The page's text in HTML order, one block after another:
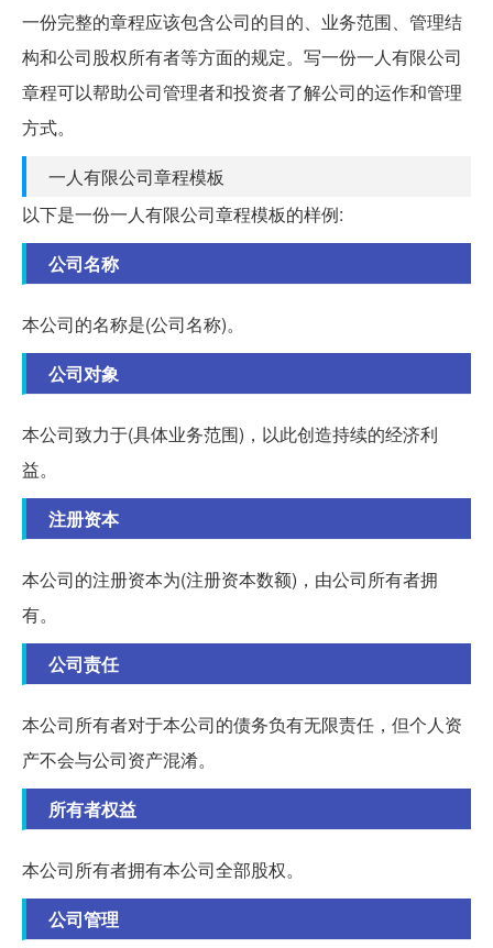
一份完整的章程应该包含公司的目的、业务范围、管理结
构和公司股权所有者等方面的规定。写一份一人有限公司
章程可以帮助公司管理者和投资者了解公司的运作和管理
方式。
一人有限公司章程模板
以下是一份一人有限公司章程模板的样例:
公司名称
本公司的名称是(公司名称)。
公司对象
本公司致力于(具体业务范围)，以此创造持续的经济利
益。
注册资本
本公司的注册资本为(注册资本数额)，由公司所有者拥
有。
公司责任
本公司所有者对于本公司的债务负有无限责任，但个人资
产不会与公司资产混淆。
所有者权益
本公司所有者拥有本公司全部股权。
公司管理